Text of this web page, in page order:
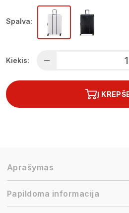
Spalva:
Kiekis:
Į
Aprašymas
Papildoma informacija